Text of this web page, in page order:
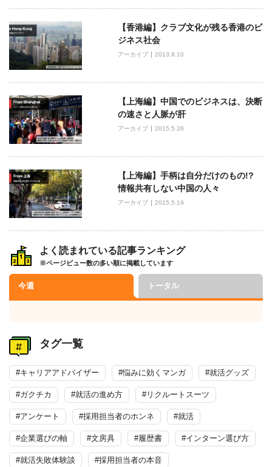
ョ
ン
【香港編】クラブ文化が残る香港のビ
ジネス社会
アーカイブ 2013.9.10
【上海編】中国でのビジネスは、決断
の速さと人脈が肝
アーカイブ 2015.5.26
【上海編】手柄は自分だけのもの!?
情報共有しない中国の人々
アーカイブ 2015.5.19
よく読まれている記事ランキング
※ページビュー数の多い順に掲載しています
今週 トータル
タグ一覧
#キャリアアドバイザー #悩みに効くマンガ #就活グッズ
#ガクチカ #就活の進め方 #リクルートスーツ
#アンケート #採用担当者のホンネ #就活
#企業選びの軸 #文房具 #履歴書 #インターン選び方
#就活失敗体験談 #採用担当者の本音